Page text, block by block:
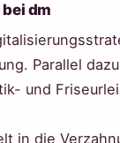
dm
Parallel
und
in die